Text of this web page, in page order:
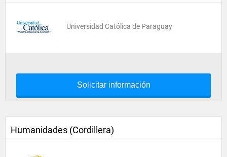
Universidad Católica de Paraguay
Solicitar información
Humanidades (Cordillera)